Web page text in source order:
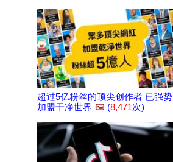
超过5亿粉丝的顶尖创作者 已强势
加盟干净世界 🖼️ (8,471次)